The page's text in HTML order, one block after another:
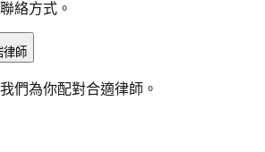
絡方式。
律師
們為你配對合適律師。